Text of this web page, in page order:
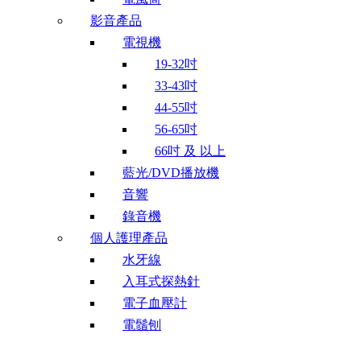
影音產品
電視機
19-32吋
33-43吋
44-55吋
56-65吋
66吋 及 以上
藍光/DVD播放機
音響
錄音機
個人護理產品
水牙線
入耳式探熱針
電子血壓計
電鬚刨